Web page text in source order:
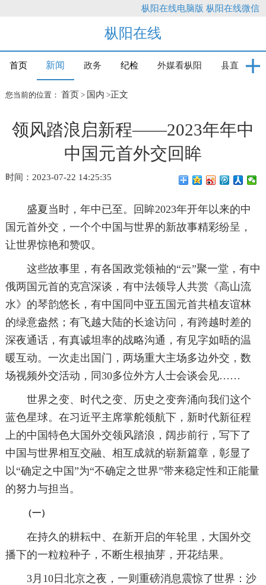
枞阳在线电脑版 枞阳在线微信
枞阳在线
首页 新闻 政务 纪检 外媒看枞阳 县直
您当前的位置： 首页 > 国内 >正文
领风踏浪启新程——2023年年中
中国元首外交回眸
时间：2023-07-22 14:25:35
盛夏当时，年中已至。回眸2023年开年以来的中
国元首外交，一个个中国与世界的新故事精彩纷呈，
让世界惊艳和赞叹。
这些故事里，有各国政党领袖的“云”聚一堂，有中
俄两国元首的克宫深谈，有中法领导人共赏《高山流
水》的琴韵悠长，有中国同中亚五国元首共植友谊林
的绿意盎然；有飞越大陆的长途访问，有跨越时差的
深夜通话，有真诚坦率的战略沟通，有见字如晤的温
暖互动。一次走出国门，两场重大主场多边外交，数
场视频外交活动，同30多位外方人士会谈会见……
世界之变、时代之变、历史之变奔涌向我们这个
蓝色星球。在习近平主席掌舵领航下，新时代新征程
上的中国特色大国外交领风踏浪，阔步前行，写下了
中国与世界相互交融、相互成就的崭新篇章，彰显了
以“确定之中国”为“不确定之世界”带来稳定性和正能量
的努力与担当。
（一）
在持久的耕耘中、在新开启的年轮里，大国外交
播下的一粒粒种子，不断生根抽芽，开花结果。
3月10日北京之夜，一则重磅消息震惊了世界：沙